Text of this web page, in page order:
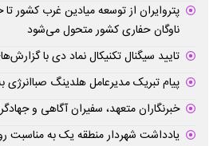
ناوگان حفاری کشور متحول می‌شود
تایید سیگنال تکنیکال نماد دی با
پیام تبریک مدیرعامل هلدینگ صباانرژی
خبرنگاران متعهد، سفیران آگاهی و
یادداشت شهردار منطقه یک به مناسبت